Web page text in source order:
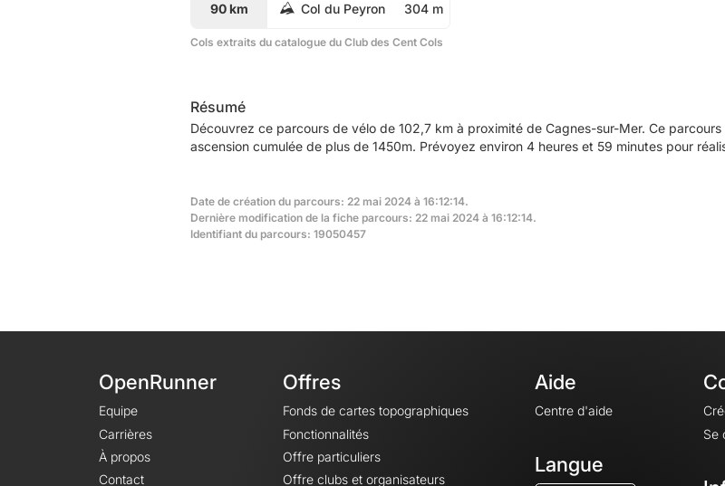
90 km Col du Peyron 304 m
Cols extraits du catalogue du Club des Cent Cols
Résumé
Découvrez ce parcours de vélo de 102,7 km à proximité de Cagnes-sur-Mer. Ce
ascension cumulée de plus de 1450m. Prévoyez environ 4 heures et 59 minutes pour
Date de création du parcours: 22 mai 2024 à 16:12:14.
Dernière modification de la fiche parcours: 22 mai 2024 à 16:12:14.
Identifiant du parcours: 19050457
OpenRunner
Equipe
Carrières
À propos
Contact
Offres
Fonds de cartes topographiques
Fonctionnalités
Offre particuliers
Offre clubs et organisateurs
Aide
Centre d'aide
Langue
Se